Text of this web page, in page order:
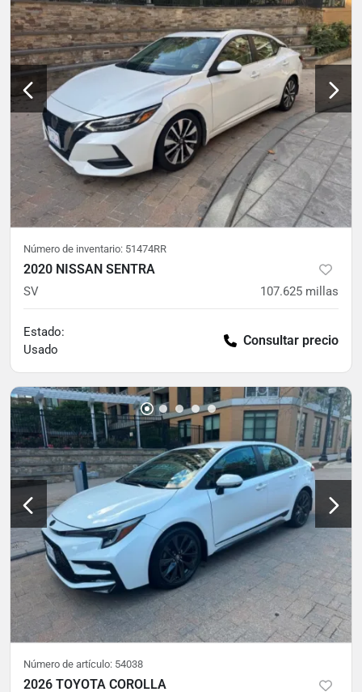
Número de inventario: 51474RR
2020 NISSAN SENTRA
SV 107.625 millas
Estado:
Usado
Consultar precio
Número de artículo: 54038
2026 TOYOTA COROLLA